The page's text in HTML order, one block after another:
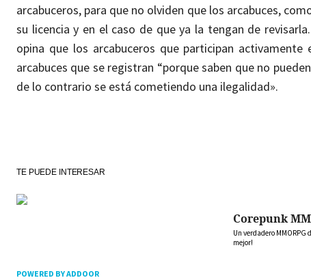
arcabuceros, para que no olviden que los arcabuces,
su licencia y en el caso de que ya la tengan de
opina que los arcabuceros que participan
arcabuces que se registran “porque saben que no
de lo contrario se está cometiendo una ilegalidad».
TE PUEDE INTERESAR
Corepunk
Un verdadero MMORPG
mejor!
POWERED BY ADDOOR